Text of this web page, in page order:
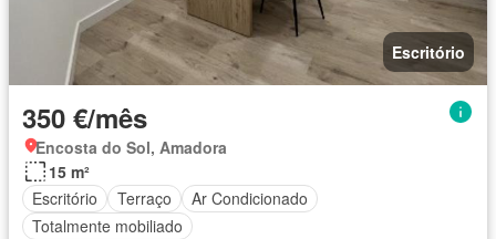
Escritório
350 €/mês
Encosta do Sol, Amadora
15 m²
Escritório
Terraço
Ar Condicionado
Totalmente mobiliado